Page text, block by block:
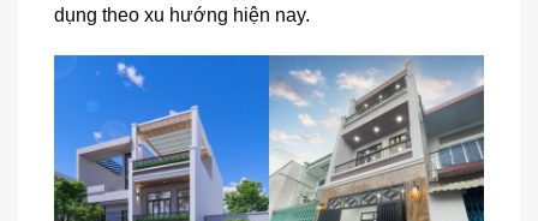
dụng theo xu hướng hiện nay.